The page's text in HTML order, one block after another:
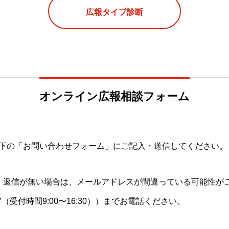
広報タイプ診断
オンライン広報相談フォーム
の「お問い合わせフォーム」にご記入・送信してください。
信が無い場合は、メールアドレスが間違っている可能性が
受付時間9:00〜16:30））までお電話ください。